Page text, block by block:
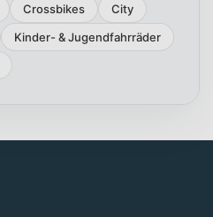
Crossbikes
City
Kinder- & Jugendfahrräder